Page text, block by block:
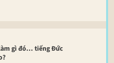
gì đó… tiếng Đức